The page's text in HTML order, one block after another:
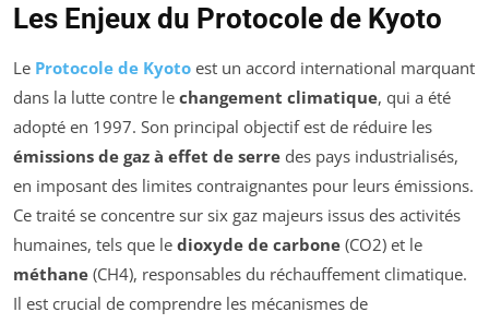
Les Enjeux du Protocole de Kyoto
Le Protocole de Kyoto est un accord international marquant
dans la lutte contre le changement climatique, qui a été
adopté en 1997. Son principal objectif est de réduire les
émissions de gaz à effet de serre des pays industrialisés,
en imposant des limites contraignantes pour leurs émissions.
Ce traité se concentre sur six gaz majeurs issus des activités
humaines, tels que le dioxyde de carbone (CO2) et le
méthane (CH4), responsables du réchauffement climatique.
Il est crucial de comprendre les mécanismes de